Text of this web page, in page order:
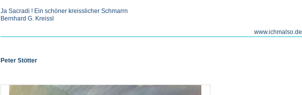
Ja Sacradi ! Ein schöner kreisslicher Schmarrn
Bernhard G. Kreissl
www.ichmalso.de
Peter Stötter